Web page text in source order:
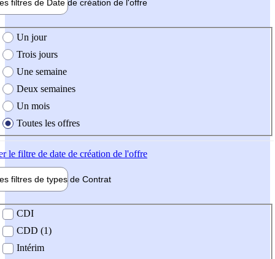
filtres de Date de création de l'offre
création de l'offre
Un jour
Trois jours
Une semaine
Deux semaines
Un mois
Toutes les offres
le filtre de date de création de l'offre
filtres de types de Contrat
contrat
CDI
CDD (1)
Intérim